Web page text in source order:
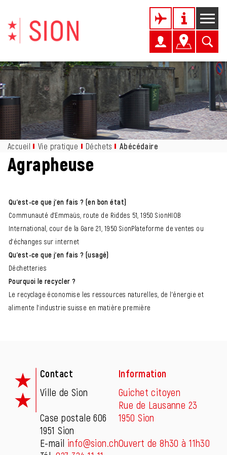
Kopfzeile
Inhalt
Accueil Vie pratique Déchets Abécédaire
Agrapheuse
Qu'est-ce que j'en fais ? (en bon état)
Communauté d'Emmaüs, route de Riddes 51, 1950 SionHIOB
International, cour de la Gare 21, 1950 SionPlateforme de ventes ou
d'échanges sur internet
Qu'est-ce que j'en fais ? (usagé)
Déchetteries
Pourquoi le recycler ?
Le recyclage économise les ressources naturelles, de l'énergie et
alimente l'industrie suisse en matière première
Contact
Ville de Sion
Case postale 606
1951 Sion
E-mail info@sion.ch
Information
Guichet citoyen
Rue de Lausanne 23
1950 Sion
Ouvert de 8h30 à 11h30